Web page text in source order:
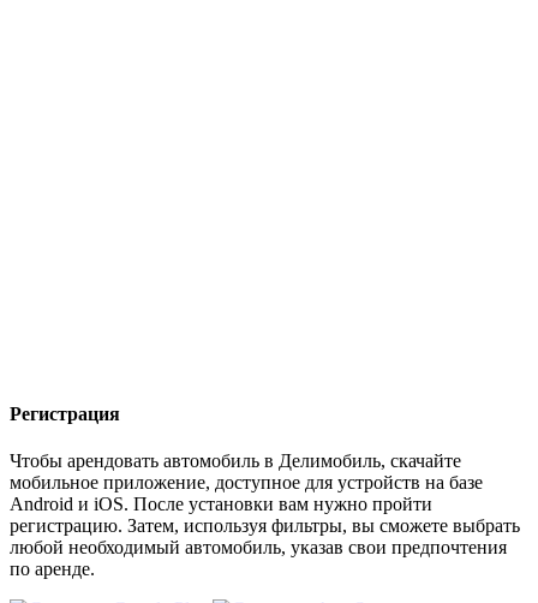
Регистрация
Чтобы арендовать автомобиль в Делимобиль, скачайте
мобильное приложение, доступное для устройств на базе
Android и iOS. После установки вам нужно пройти
регистрацию. Затем, используя фильтры, вы сможете выбрать
любой необходимый автомобиль, указав свои предпочтения
по аренде.